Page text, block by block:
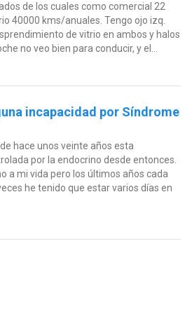
de los cuales como comercial 22
40000 kms/anuales. Tengo ojo izq.
de vitrio en ambos y halos
no veo bien para conducir, y el...
incapacidad por Síndrome
hace unos veinte años esta
por la endocrino desde entonces.
a mi vida pero los últimos años cada
he tenido que estar varios días en